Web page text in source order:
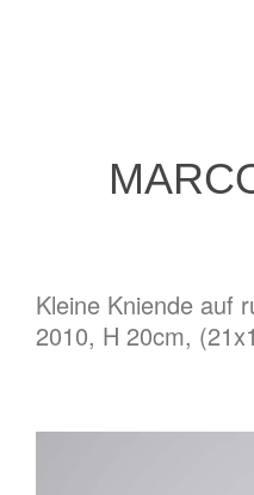
Kleine Kniende auf
2010, H 20cm,